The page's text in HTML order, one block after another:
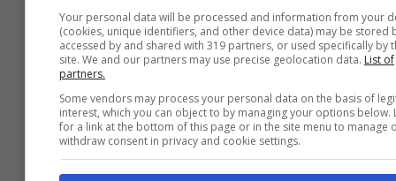
Your personal data will be processed and information from your
(cookies, unique identifiers, and other device data) may be stored
accessed by and shared with 319 partners, or used specifically by
site. We and our partners may use precise geolocation data. List of
partners.
Some vendors may process your personal data on the basis of
interest, which you can object to by managing your options below.
for a link at the bottom of this page or in the site menu to manage
withdraw consent in privacy and cookie settings.